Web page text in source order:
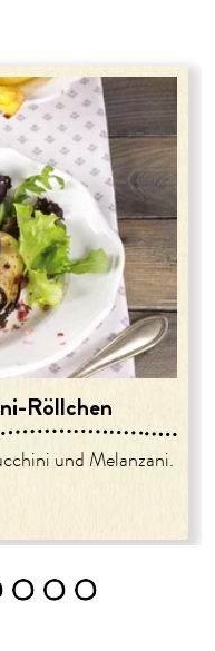
Röllchen
und Melanzani.
6 7 8